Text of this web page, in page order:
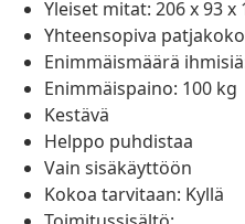
Yleiset mitat: 206 x 93 x
Yhteensopiva
Enimmäismäärä
Enimmäispaino: 100 kg
Kestävä
Helppo puhdistaa
Vain sisäkäyttöön
Kokoa tarvitaan: Kyllä